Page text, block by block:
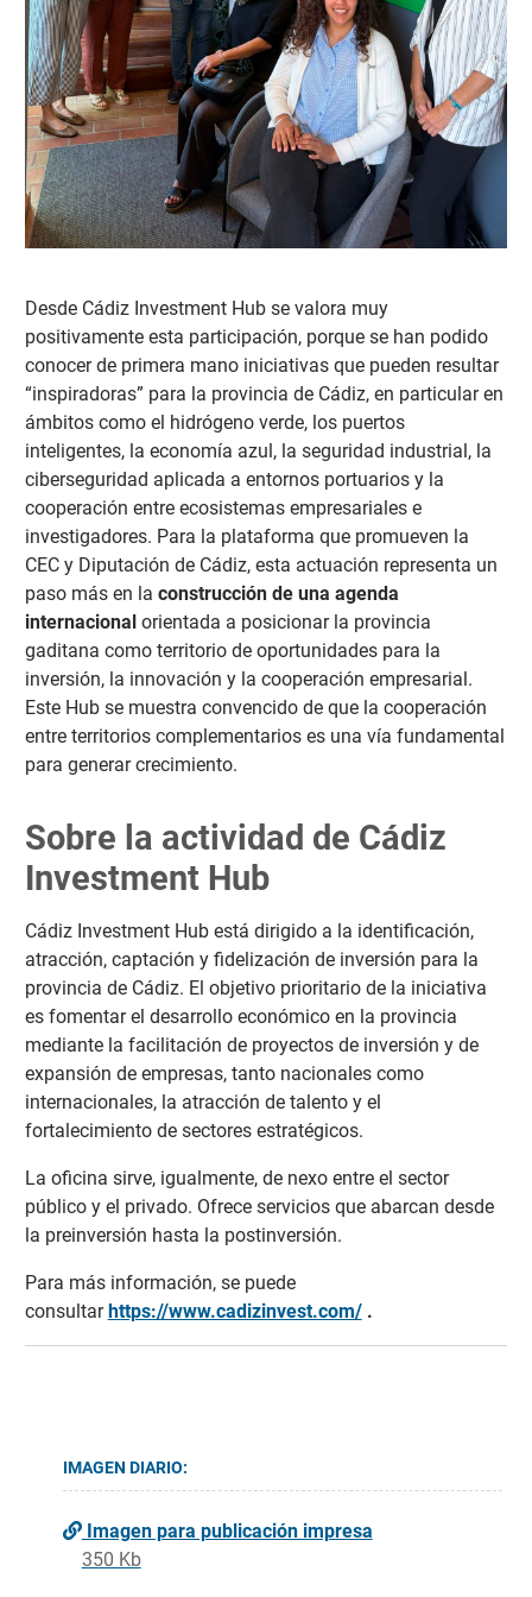
Desde Cádiz Investment Hub se valora muy
positivamente esta participación, porque se han podido
conocer de primera mano iniciativas que pueden resultar
“inspiradoras” para la provincia de Cádiz, en particular en
ámbitos como el hidrógeno verde, los puertos
inteligentes, la economía azul, la seguridad industrial, la
ciberseguridad aplicada a entornos portuarios y la
cooperación entre ecosistemas empresariales e
investigadores. Para la plataforma que promueven la
CEC y Diputación de Cádiz, esta actuación representa un
paso más en la construcción de una agenda
internacionalorientada a posicionar la provincia
gaditana como territorio de oportunidades para la
inversión, la innovación y la cooperación empresarial.
Este Hub se muestra convencido de que la cooperación
entre territorios complementarios es una vía fundamental
para generar crecimiento.
Sobre la actividad de Cádiz
Investment Hub
Cádiz Investment Hub está dirigido a la identificación,
atracción, captación y fidelización de inversión para la
provincia de Cádiz. El objetivo prioritario de la iniciativa
es fomentar el desarrollo económico en la provincia
mediante la facilitación de proyectos de inversión y de
expansión de empresas, tanto nacionales como
internacionales, la atracción de talento y el
fortalecimiento de sectores estratégicos.
La oficina sirve, igualmente, de nexo entre el sector
público y el privado. Ofrece servicios que abarcan desde
la preinversión hasta la postinversión.
Para más información, se puede
consultarhttps://www.cadizinvest.com/.
IMAGEN DIARIO:
Imagen para publicación impresa
350 Kb